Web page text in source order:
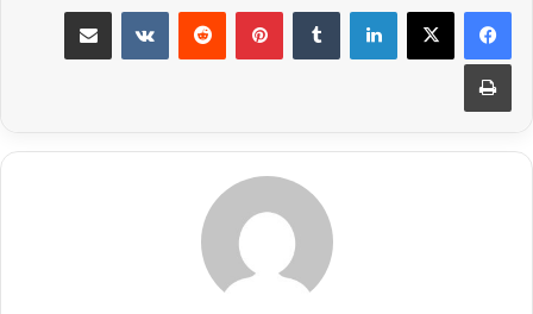
لينكدإن بينتيريست
طباعة